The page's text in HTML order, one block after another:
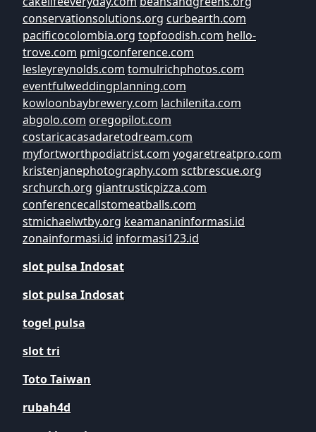
conservationsolutions.org curbearth.com
pacificocolombia.org topfoodish.com hello-
trove.com pmigconference.com
lesleyreynolds.com tomulrichphotos.com
eventfulweddingplanning.com
kowloonbaybrewery.com lachilenita.com
abgolo.com oregopilot.com
costaricacasadaretodream.com
myfortworthpodiatrist.com yogaretreatpro.com
kristenjanephotography.com sctbrescue.org
srchurch.org giantrusticpizza.com
conferencecallstomeatballs.com
stmichaelwtby.org keamananinformasi.id
zonainformasi.id informasi123.id
slot pulsa Indosat
slot pulsa Indosat
togel pulsa
slot tri
Toto Taiwan
rubah4d